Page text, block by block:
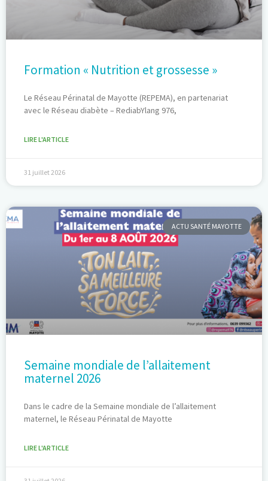
Formation « Nutrition et grossesse »
Le Réseau Périnatal de Mayotte (REPEMA), en partenariat
avec le Réseau diabète – RediabYlang 976,
LIRE L'ARTICLE
31 juillet 2026
ACTU SANTÉ MAYOTTE
Semaine mondiale de l’allaitement
maternel 2026
Dans le cadre de la Semaine mondiale de l’allaitement
maternel, le Réseau Périnatal de Mayotte
LIRE L'ARTICLE